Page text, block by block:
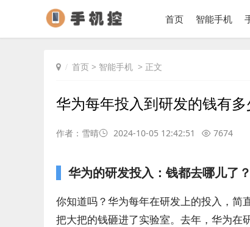
首页 智能手机
首页 > 智能手机 > 正文
华为每年投入到研发的钱有
作者：雪晴 2024-10-05 12:42:51 7674
华为的研发投入：钱都去哪儿了？
你知道吗？华为每年在研发上的投入，简
把大把的钱砸进了实验室。去年，华为在